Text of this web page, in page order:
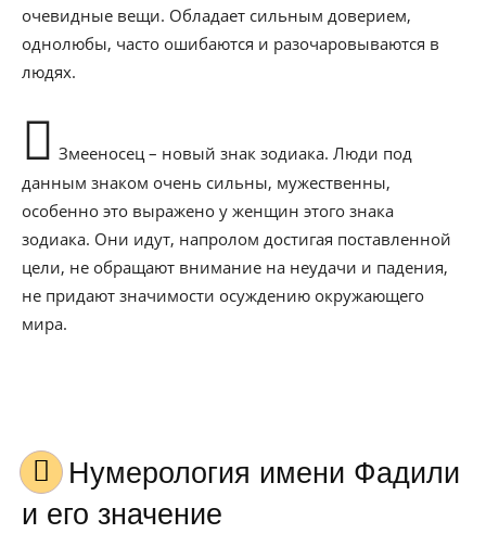
очевидные вещи. Обладает сильным доверием,
однолюбы, часто ошибаются и разочаровываются в
людях.
Змееносец – новый знак зодиака. Люди под
данным знаком очень сильны, мужественны,
особенно это выражено у женщин этого знака
зодиака. Они идут, напролом достигая поставленной
цели, не обращают внимание на неудачи и падения,
не придают значимости осуждению окружающего
мира.
Нумерология имени Фадили
и его значение